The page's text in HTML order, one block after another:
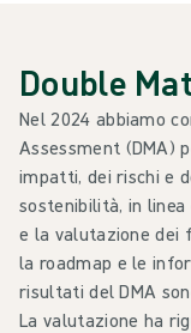
Double
Nel 2024 abbiamo
Assessment (DMA)
impatti, dei rischi e
sostenibilità, in linea
e la valutazione dei
la roadmap e le
risultati del DMA
La valutazione ha